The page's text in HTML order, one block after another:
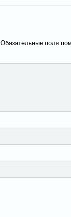
Обязательные поля